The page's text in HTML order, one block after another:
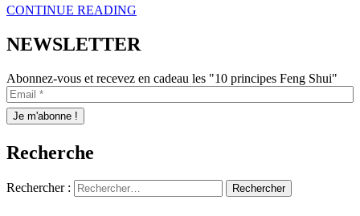
CONTINUE READING
NEWSLETTER
Abonnez-vous et recevez en cadeau les "10 principes Feng Shui"
Recherche
Rechercher :